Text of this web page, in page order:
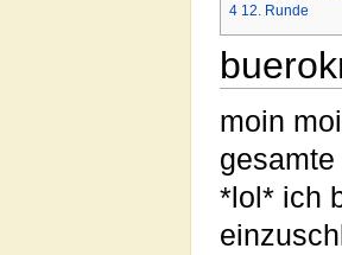
4 12. Runde
moin
*lol* ich